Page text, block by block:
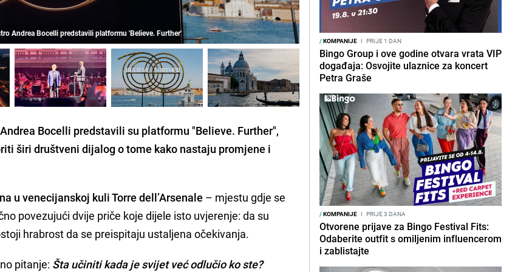
Andrea Bocelli predstavili platformu 'Believe. Further'
Bocelli predstavili su platformu "Believe. Further",
širi društveni dijalog o tome kako nastaju promjene i
u venecijanskoj kuli Torre dell’Arsenale – mjestu gdje se
povezujući dvije priče koje dijele isto uvjerenje: da su
hrabrost da se preispitaju ustaljena očekivanja.
pitanje: Šta učiniti kada je svijet već odlučio ko ste?
/KOMPANIJE I PRIJE 1 DAN
Bingo Group i ove godine otvara vrata VIP
događaja: Osvojite ulaznice za koncert
Petra Graše
/KOMPANIJE I PRIJE 3 DANA
Otvorene prijave za Bingo Festival Fits:
Odaberite outfit s omiljenim influencerom
i zablistajte